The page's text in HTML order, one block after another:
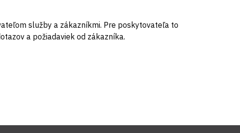
služby a zákazníkmi. Pre poskytovateľa to
a požiadaviek od zákazníka.